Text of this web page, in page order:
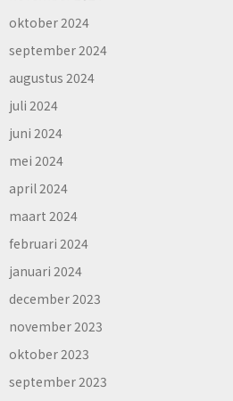
oktober 2024
september 2024
augustus 2024
juli 2024
juni 2024
mei 2024
april 2024
maart 2024
februari 2024
januari 2024
december 2023
november 2023
oktober 2023
september 2023